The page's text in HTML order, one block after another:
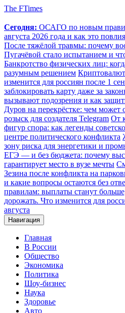
The FTimes
Сегодня: ОСАГО по новым
августа 2026 года и как это
После тяжёлой травмы: почему
Пугачёвой стало испытанием и
Банкротство физических лиц:
разумным решением
изменится для россиян после 1
заблокировать карту даже за
вызывают подозрения и как
Дуров на перекрёстке: чем может
розыск для создателя Telegram От
фигур спора: как легенды
центре политического конфликта
зону риска для энергетики и
ЕГЭ — и без бюджета: почему
гарантирует место в вузе мечты
Зезина после конфликта на
и какие вопросы остаются без
правилам: выплаты станут
дорожать. Что изменится для
августа
Навигация
Главная
В России
Общество
Экономика
Политика
Шоу-бизнес
Наука
Здоровье
Авто